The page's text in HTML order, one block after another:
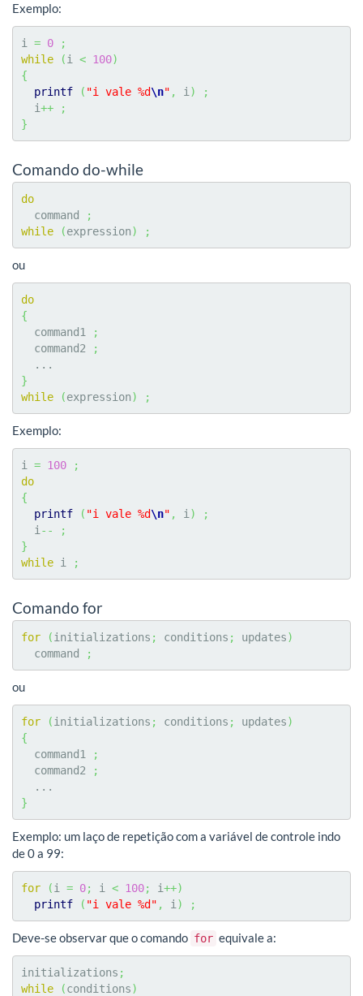
Exemplo:
i = 0
;
while
(i < 100)
{
printf
( "i vale %d\n" , i )
;
  i
++
;
}
Comando do-while
do
  command
;
while
(expression) ;
ou
do
{
  command1
;
  command2
;
}
while
(expression) ;
Exemplo:
i = 100
;
do
{
printf
( "i vale %d\n" , i )
;
  i
--
;
}
while i ;
Comando for
for (initializations ; conditions ; updates)
  command
;
ou
for (initializations ; conditions ; updates)
{
  command1
;
  command2
;
}
Exemplo: um laço de repetição com a variável de controle indo
de 0 a 99:
for (i = 0; i < 100; i++)
printf
( "i vale %d" , i ) ;
Deve-se observar que o comando for equivale a:
initializations ;
while
(conditions)